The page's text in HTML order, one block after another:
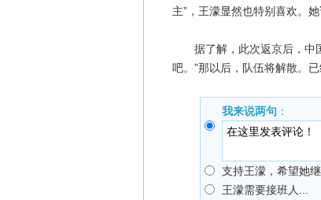
主”，王濛显然也特别喜欢。她
据了解，此次返京后，中国
吧。”那以后，队伍将解散。
我来说两句 ：
支持王濛，希望她继
王濛需要接班人...